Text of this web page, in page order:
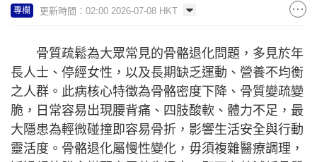
專欄 更新時間：02:00 2026-07-08 HKT
骨質疏鬆為大眾常見的骨骼退化問題，多見於年
長人士、停經女性，以及長期缺乏運動、營養不均衡
之人群。此病核心特徵為骨骼密度下降、骨質變疏變
脆，日常容易出現腰背痛、四肢酸軟、體力不足，最
大隱患為輕微碰撞即容易骨折，影響生活安全與行動
靈活度。骨骼退化屬慢性變化，毋須複雜醫療調理，